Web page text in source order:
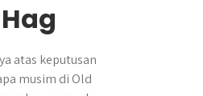
atas keputusan
musim di Old